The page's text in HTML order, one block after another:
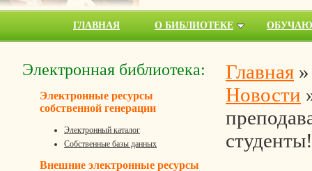
ГЛАВНАЯ О БИБЛИОТЕКЕ
Электронная библиотека:
Электронные ресурсы
собственной генерации
Электронный каталог
Собственные базы данных
Внешние электронные ресурсы
Главная
Новости
студенты!